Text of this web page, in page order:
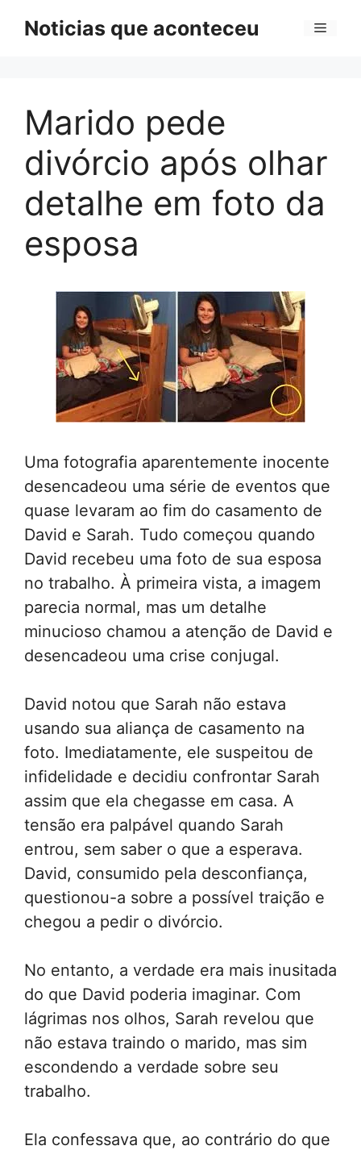
Noticias que aconteceu Menu
Marido pede
divórcio após olhar
detalhe em foto da
esposa
Uma fotografia aparentemente inocente
desencadeou uma série de eventos que
quase levaram ao fim do casamento de
David e Sarah. Tudo começou quando
David recebeu uma foto de sua esposa
no trabalho. À primeira vista, a imagem
parecia normal, mas um detalhe
minucioso chamou a atenção de David e
desencadeou uma crise conjugal.
David notou que Sarah não estava
usando sua aliança de casamento na
foto. Imediatamente, ele suspeitou de
infidelidade e decidiu confrontar Sarah
assim que ela chegasse em casa. A
tensão era palpável quando Sarah
entrou, sem saber o que a esperava.
David, consumido pela desconfiança,
questionou-a sobre a possível traição e
chegou a pedir o divórcio.
No entanto, a verdade era mais inusitada
do que David poderia imaginar. Com
lágrimas nos olhos, Sarah revelou que
não estava traindo o marido, mas sim
escondendo a verdade sobre seu
trabalho.
Ela confessava que, ao contrário do que